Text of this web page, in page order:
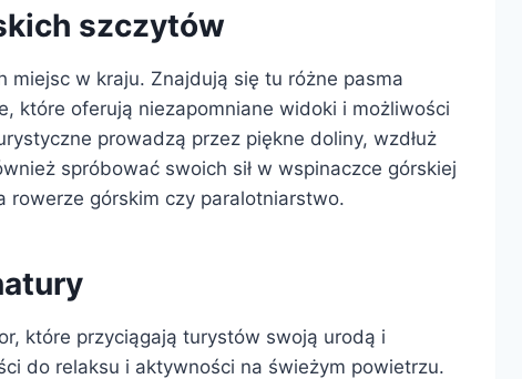
szczytów
miejsc w kraju. Znajdują się tu różne pasma
które oferują niezapomniane widoki i możliwości
prowadzą przez piękne doliny, wzdłuż
spróbować swoich sił w wspinaczce górskiej
rowerze górskim czy paralotniarstwo.
które przyciągają turystów swoją urodą i
do relaksu i aktywności na świeżym powietrzu.